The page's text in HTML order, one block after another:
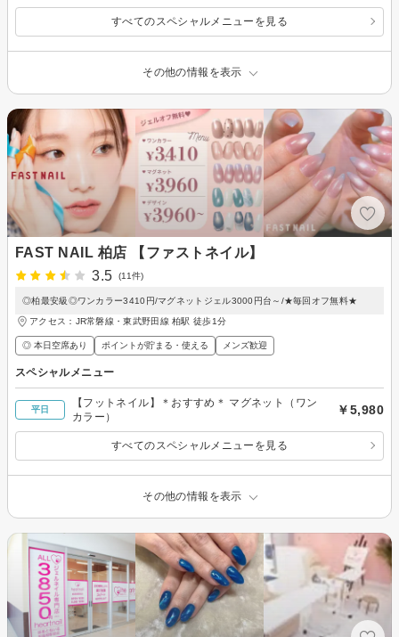
すべてのスペシャルメニューを見る
その他の情報を表示
FAST NAIL 柏店 【ファストネイル】
3.5
(11件)
◎柏最安級◎ワンカラー3410円/マグネットジェル3000円台～/★毎回オフ無料★
アクセス：JR常磐線・東武野田線 柏駅 徒歩1分
◎ 本日空席あり ポイントが貯まる・使える メンズ歓迎
スペシャルメニュー
平日
【フットネイル】＊おすすめ＊ マグネット（ワン
カラー）
￥5,980
すべてのスペシャルメニューを見る
その他の情報を表示